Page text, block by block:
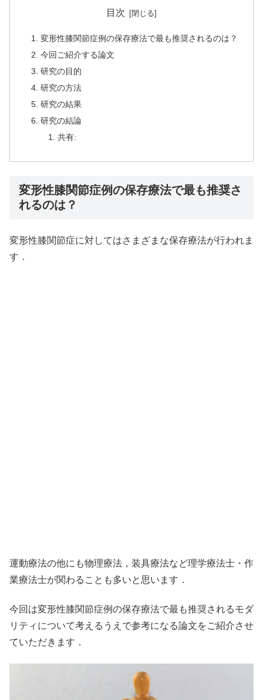
目次
変形性膝関節症例の保存療法で最も推奨されるのは？
今回ご紹介する論文
研究の目的
研究の方法
研究の結果
研究の結論
共有:
変形性膝関節症例の保存療法で最も推奨さ
れるのは？
変形性膝関節症に対してはさまざまな保存療法が行われま
す．
運動療法の他にも物理療法，装具療法など理学療法士・作
業療法士が関わることも多いと思います．
今回は変形性膝関節症例の保存療法で最も推奨されるモダ
リティについて考えるうえで参考になる論文をご紹介させ
ていただきます．